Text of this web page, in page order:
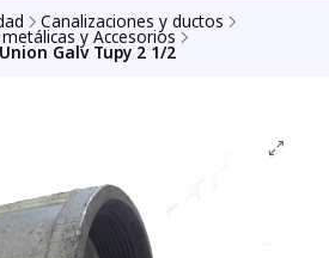
Canalizaciones y ductos
y Accesorios
Galv Tupy 2 1/2